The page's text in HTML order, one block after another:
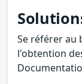
Se référer au
l'obtention